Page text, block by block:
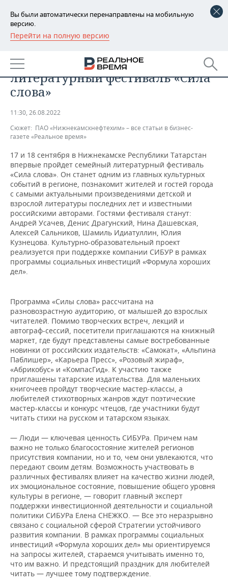
Вы были автоматически перенаправлены на мобильную
версию.
Перейти на полную версию
РЕГИОНЫ
БАШКОРТОСТАН
ТАТАРСТАН
НОВОСТИ
АНАЛИТИКА
ДЕКЛАРАЦИИ О ДОХОДАХ
КОРОЛИ ГОСЗАКАЗА ПФО
ВУЗЫ ТАТАРСТАНА
КОМУ ПРИНАДЛЕЖАТ
ТОРГОВЫЕ ЦЕНТРЫ
ТАТАРСТАНА
НОВОСТИ ЭКОНОМИКИ
ФИНАНСЫ
БАНКИ
БЮДЖЕТ
ИНВЕСТИЦИИ
ПРОМЫШЛЕННОСТЬ
НОВОСТИ
ПРОМЫШЛЕННОСТИ
АГРОПРОМ
МАШИНОСТРОЕНИЕ
НЕФТЕХИМИЯ
НЕФТЬ
ЭНЕРГЕТИКА
НЕДВИЖИМОСТЬ
НОВОСТИ НЕДВИЖИМОСТИ
АВТО
НОВОСТИ АВТО
БИЗНЕС
НОВОСТИ БИЗНЕСА
РОЗНИЧНАЯ ТОРГОВЛЯ
ТРАНСПОРТ
ТЕХНОЛОГИИ
НОВОСТИ ТЕХНОЛОГИЙ
IT
ТЕЛЕКОММУНИКАЦИИ
МЕРОПРИЯТИЯ
НОВОСТИ МЕРОПРИЯТИЙ
БИЗНЕС-БРАНЧИ
ONLINE-КОНФЕРЕНЦИИ
ОТКРЫТАЯ ЛЕКЦИЯ
СПОРТ
ФУТБОЛ
ХОККЕЙ
БАСКЕТБОЛ
ВОЛЕЙБОЛ
КИБЕРСПОРТ
ФИГУРНОЕ КАТАНИЕ
ВОДНЫЕ ВИДЫ СПОРТА
ХОККЕЙ С МЯЧОМ
НОВОСТИ ОБЩЕСТВА
ВЛАСТЬ
ИНФРАСТРУКТУРА
ИСТОРИЯ
КУЛЬТУРА
МЕДИЦИНА
ОБРАЗОВАНИЕ
ПРОИСШЕСТВИЯ
ФОТОГАЛЕРЕЯ
СЮЖЕТЫ
СПРАВОЧНИК
СПИСОК ПЕРСОН
СПИСОК КОМПАНИЙ
ПОЛНАЯ ВЕРСИЯ
В Нижнекамске пройдет
литературный фестиваль «Сила
слова»
11:30, 26.08.2022
Сюжет: ПАО «Нижнекамскнефтехим» – все статьи в бизнес-
газете «Реальное время»
17 и 18 сентября в Нижнекамске Республики Татарстан
впервые пройдет семейный литературный фестиваль
«Сила слова». Он станет одним из главных культурных
событий в регионе, познакомит жителей и гостей города
с самыми актуальными произведениями детской и
взрослой литературы последних лет и известными
российскими авторами. Гостями фестиваля станут:
Андрей Усачев, Денис Драгунский, Нина Дашевская,
Алексей Сальников, Шамиль Идиатуллин, Юлия
Кузнецова. Культурно-образовательный проект
реализуется при поддержке компании СИБУР в рамках
программы социальных инвестиций «Формула хороших
дел».
Программа «Силы слова» рассчитана на
разновозрастную аудиторию, от малышей до взрослых
читателей. Помимо творческих встреч, лекций и
автограф-сессий, посетители приглашаются на книжный
маркет, где будут представлены самые востребованные
новинки от российских издательств: «Самокат», «Альпина
Паблишер», «Карьера Пресс», «Розовый жираф»,
«Абрикобус» и «КомпасГид». К участию также
приглашены татарские издательства. Для маленьких
книгочеев пройдут творческие мастер-классы, а
любителей стихотворных жанров ждут поэтические
мастер-классы и конкурс чтецов, где участники будут
читать стихи на русском и татарском языках.
— Люди — ключевая ценность СИБУРа. Причем нам
важно не только благосостояние жителей регионов
присутствия компании, но и то, чем они увлекаются, что
передают своим детям. Возможность участвовать в
различных фестивалях влияет на качество жизни людей,
их эмоциональное состояние, повышение общего уровня
культуры в регионе, — говорит главный эксперт
поддержки инвестиционной деятельности и социальной
политики СИБУРа Елена СНЕЖКО. — Все это неразрывно
связано с социальной сферой Стратегии устойчивого
развития компании. В рамках программы социальных
инвестиций «Формула хороших дел» мы ориентируемся
на запросы жителей, стараемся учитывать именно то,
что им важно. И предстоящий праздник для любителей
читать — лучшее тому подтверждение.